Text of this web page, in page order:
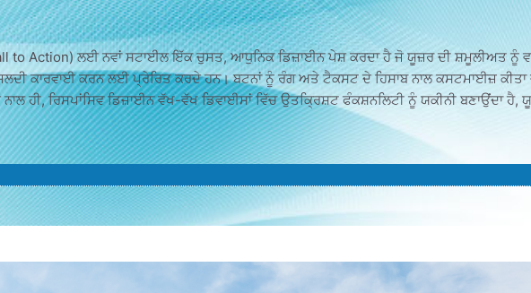
to Action) ਲਈ ਨਵਾਂ ਸਟਾਈਲ ਇੱਕ ਚੁਸਤ, ਆਧੁਨਿਕ ਡਿਜ਼ਾਈਨ ਪੇਸ਼ ਕਰਦਾ ਹੈ ਜੋ ਯੂਜ਼ਰ ਦੀ ਸ਼ਮੂਲੀਅਤ ਨੂੰ
ਕਾਰਵਾਈ ਕਰਨ ਲਈ ਪ੍ਰੇਰਿਤ ਕਰਦੇ ਹਨ। ਬਟਨਾਂ ਨੂੰ ਰੰਗ ਅਤੇ ਟੈਕਸਟ ਦੇ ਹਿਸਾਬ ਨਾਲ ਕਸਟਮਾਈਜ਼ ਕੀਤਾ
ਹੀ, ਰਿਸਪਾਂਸਿਵ ਡਿਜ਼ਾਈਨ ਵੱਖ-ਵੱਖ ਡਿਵਾਈਸਾਂ ਵਿੱਚ ਉਤਕ੍ਰਿਸ਼ਟ ਫੰਕਸ਼ਨਲਿਟੀ ਨੂੰ ਯਕੀਨੀ ਬਣਾਉਂਦਾ ਹੈ,